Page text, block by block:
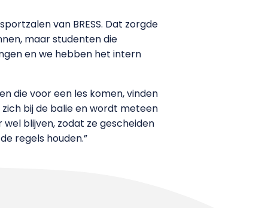
van BRESS. Dat zorgde
maar studenten die
en we hebben het intern
die voor een les komen, vinden
bij de balie en wordt meteen
blijven, zodat ze gescheiden
regels houden.”